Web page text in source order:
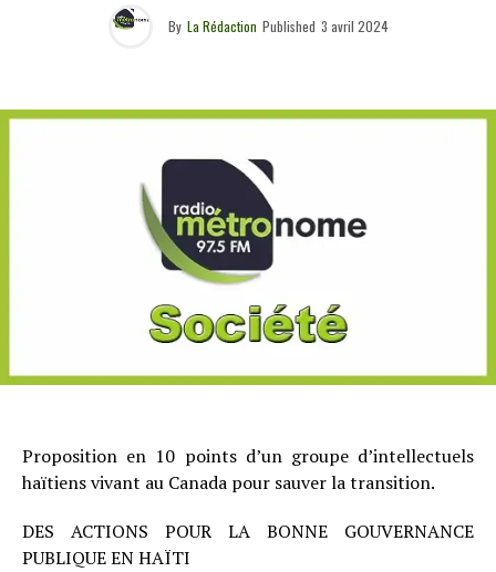
By La Rédaction Published 3 avril 2024
Proposition en 10 points d’un groupe d’intellectuels
haïtiens vivant au Canada pour sauver la transition.
DES ACTIONS POUR LA BONNE GOUVERNANCE
PUBLIQUE EN HAÏTI